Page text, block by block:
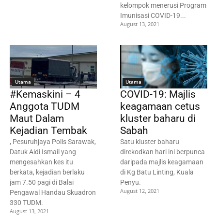
kelompok menerusi Program
Imunisasi COVID-19...
August 13, 2021
Utama
#Kemaskini – 4
Anggota TUDM
Maut Dalam
Kejadian Tembak
, Pesuruhjaya Polis Sarawak,
Datuk Aidi Ismail yang
mengesahkan kes itu
berkata, kejadian berlaku
jam 7.50 pagi di Balai
Pengawal Handau Skuadron
330 TUDM.
August 13, 2021
Utama
COVID-19: Majlis
keagamaan cetus
kluster baharu di
Sabah
Satu kluster baharu
direkodkan hari ini berpunca
daripada majlis keagamaan
di Kg Batu Linting, Kuala
Penyu.
August 12, 2021